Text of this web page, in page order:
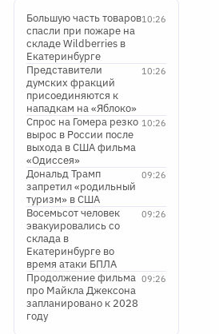
10:26
Большую часть товаров
спасли при пожаре на
складе Wildberries в
Екатеринбурге
10:26
Представители
думских фракций
присоединяются к
нападкам на «Яблоко»
10:26
Спрос на Гомера резко
вырос в России после
выхода в США фильма
«Одиссея»
09:26
Дональд Трамп
запретил «родильный
туризм» в США
09:26
Восемьсот человек
эвакуировались со
склада в
Екатеринбурге во
время атаки БПЛА
09:26
Продолжение фильма
про Майкла Джексона
запланировано к 2028
году